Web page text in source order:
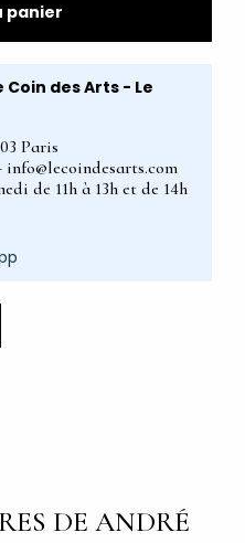
panier
Coin des Arts - Le
Paris
info@lecoindesarts.com
de 11h à 13h et de 14h
DE ANDRÉ